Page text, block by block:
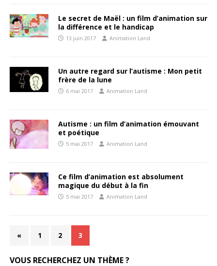
Le secret de Maël : un film d’animation sur
la différence et le handicap
13 juin 2017 Animation Land
Un autre regard sur l’autisme : Mon petit
frère de la lune
6 mai 2017 Animation Land
Autisme : un film d’animation émouvant
et poétique
5 mai 2017 Animation Land
Ce film d’animation est absolument
magique du début à la fin
5 mai 2017 Animation Land
« 1 2 3
VOUS RECHERCHEZ UN THÈME ?